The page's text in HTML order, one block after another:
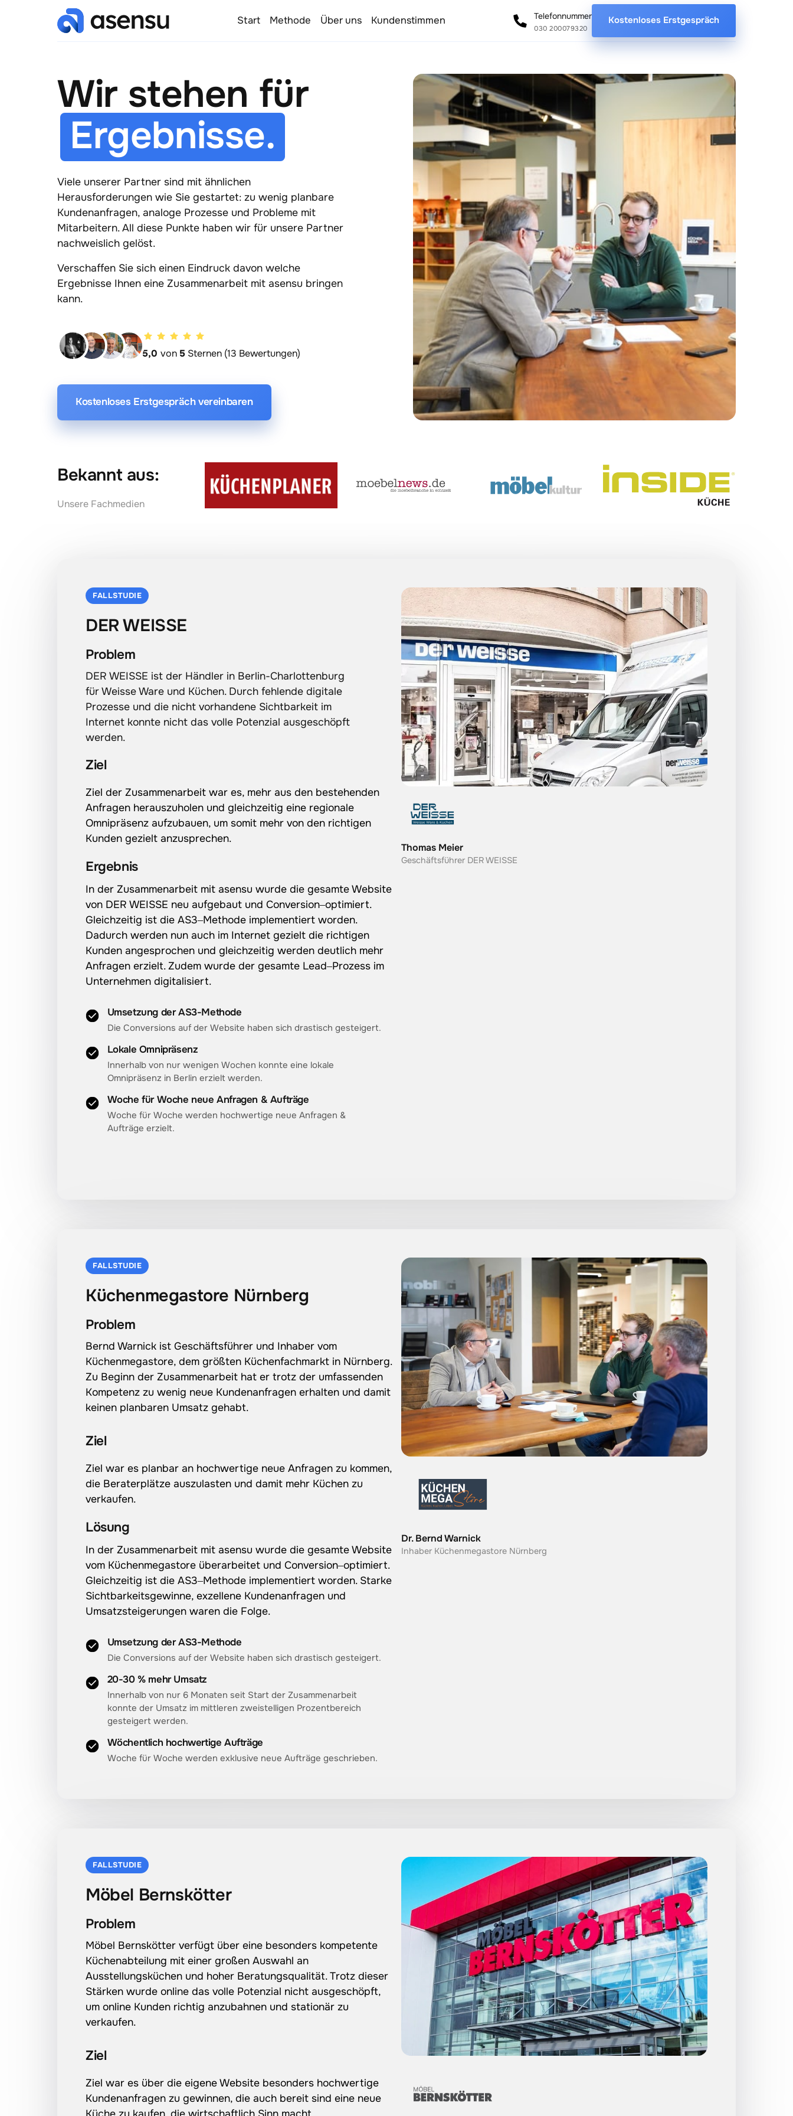
Start Methode Über uns Kundenstimmen Telefonnummer
030 200079320
Kostenloses Erstgespräch
Ergebnisse.
Viele unserer Partner sind mit ähnlichen
Herausforderungen wie Sie gestartet: zu wenig planbare
Kundenanfragen, analoge Prozesse und Probleme mit
Mitarbeitern. All diese Punkte haben wir für unsere Partner
nachweislich gelöst.
Verschaffen Sie sich einen Eindruck davon welche
Ergebnisse Ihnen eine Zusammenarbeit mit asensu bringen
kann.
5,0 von 5 Sternen (13 Bewertungen)
Kostenloses Erstgespräch vereinbaren
Bekannt aus:
Unsere Fachmedien
FALLSTUDIE
DER WEISSE
Problem
DER WEISSE ist der Händler in Berlin-Charlottenburg
für Weisse Ware und Küchen. Durch fehlende digitale
Prozesse und die nicht vorhandene Sichtbarkeit im
Internet konnte nicht das volle Potenzial ausgeschöpft
werden.
Ziel
Ziel der Zusammenarbeit war es, mehr aus den
Anfragen herauszuholen und gleichzeitig eine
Omnipräsenz aufzubauen, um somit mehr von den
Kunden gezielt anzusprechen.
Ergebnis
In der Zusammenarbeit mit asensu wurde die gesamte
von DER WEISSE neu aufgebaut und Conversion‒
optimiert.
Gleichzeitig ist die AS3‒Methode implementiert
worden.
Dadurch werden nun auch im Internet gezielt die
Kunden angesprochen und gleichzeitig werden deutlich
Anfragen erzielt. Zudem wurde der gesamte Lead‒Prozess
Unternehmen digitalisiert.
Umsetzung der AS3-Methode
Die Conversions auf der Website haben sich drastisch gesteigert.
Lokale Omnipräsenz
Innerhalb von nur wenigen Wochen konnte eine lokale
Omnipräsenz in Berlin erzielt werden.
Woche für Woche neue Anfragen & Aufträge
Woche für Woche werden hochwertige neue Anfragen &
Aufträge erzielt.
Thomas Meier
Geschäftsführer DER WEISSE
FALLSTUDIE
Küchenmegastore Nürnberg
Problem
Bernd Warnick ist Geschäftsführer und Inhaber
Küchenmegastore, dem größten Küchenfachmarkt in
Nürnberg.
Zu Beginn der Zusammenarbeit hat er trotz der
Kompetenz zu wenig neue Kundenanfragen erhalten und
keinen planbaren Umsatz gehabt.
Ziel
Ziel war es planbar an hochwertige neue Anfragen zu
die Beraterplätze auszulasten und damit mehr Küchen
verkaufen.
Lösung
In der Zusammenarbeit mit asensu wurde die gesamte
vom Küchenmegastore überarbeitet und Conversion‒
optimiert.
Gleichzeitig ist die AS3‒Methode implementiert worden.
Sichtbarkeitsgewinne, exzellene Kundenanfragen
Umsatzsteigerungen waren die Folge.
Umsetzung der AS3-Methode
Die Conversions auf der Website haben sich drastisch gesteigert.
20-30 % mehr Umsatz
Innerhalb von nur 6 Monaten seit Start der Zusammenarbeit
konnte der Umsatz im mittleren zweistelligen Prozentbereich
gesteigert werden.
Wöchentlich hochwertige Aufträge
Woche für Woche werden exklusive neue Aufträge geschrieben.
Dr. Bernd Warnick
Inhaber Küchenmegastore Nürnberg
FALLSTUDIE
Möbel Bernskötter
Problem
Möbel Bernskötter verfügt über eine besonders
Küchenabteilung mit einer großen Auswahl
Ausstellungsküchen und hoher Beratungsqualität. Trotz
Stärken wurde online das volle Potenzial nicht
um online Kunden richtig anzubahnen und stationär
verkaufen.
Ziel
Ziel war es über die eigene Website besonders
Kundenanfragen zu gewinnen, die auch bereit sind eine